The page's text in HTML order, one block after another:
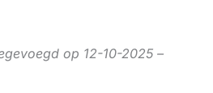
op 12-10-2025 –